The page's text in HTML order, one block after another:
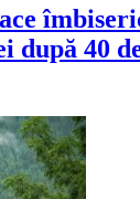
după 40